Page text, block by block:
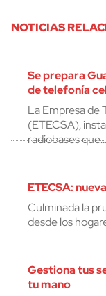
NOTICIAS
Se prepara
de telefonía
La Empresa de
(ETECSA),
radiobases que…
ETECSA:
Culminada la
desde los
Gestiona tus
tu mano